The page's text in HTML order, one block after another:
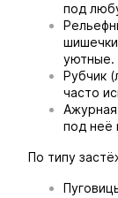
под
уютные.
Рубчик
часто
под неё
По типу